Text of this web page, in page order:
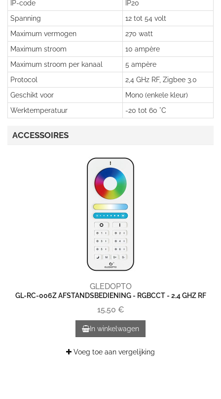
IP-code
IP20
Spanning
12 tot 54 volt
Maximum vermogen
270 watt
Maximum stroom
10 ampère
Maximum stroom per kanaal
5 ampère
Protocol
2,4 GHz RF, Zigbee 3.0
Geschikt voor
Mono (enkele kleur)
Werktemperatuur
-20 tot 60 °C
ACCESSOIRES
GLEDOPTO
GL-RC-006Z AFSTANDSBEDIENING - RGBCCT - 2,4 GHZ RF
15,50 €
In winkelwagen
Voeg toe aan vergelijking